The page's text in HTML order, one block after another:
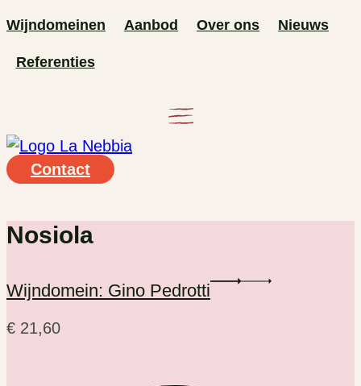
Ga
de
Wijndomeinen Aanbod Over ons Nieuws
Referenties
Contact
Nosiola
Wijndomein: Gino Pedrotti
€ 21,60